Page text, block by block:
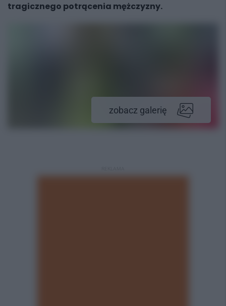
tragicznego potrącenia mężczyzny.
zobacz galerię